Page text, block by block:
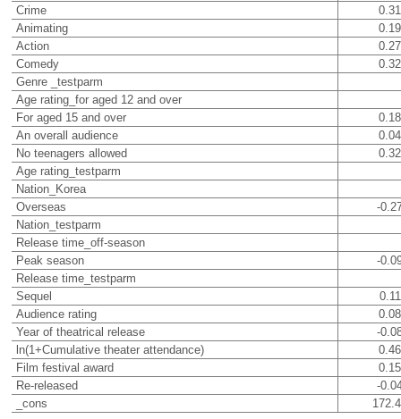
Crime
0.31
Animating
0.19
Action
0.27
Comedy
0.32
Genre _testparm
Age rating_for aged 12 and over
For aged 15 and over
0.18
An overall audience
0.04
No teenagers allowed
0.32
Age rating_testparm
Nation_Korea
Overseas
-
Nation_testparm
Release time_off-season
Peak season
-
Release time_testparm
Sequel
0.11
Audience rating
0.08
Year of theatrical release
-
ln(1+Cumulative theater attendance)
0.46
Film festival award
0.15
Re-released
-
_cons